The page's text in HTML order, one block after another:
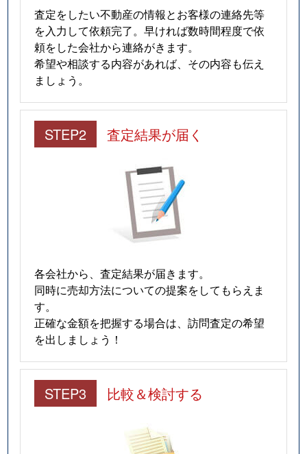
査定をしたい不動産の情報とお客様の連絡先等
を入力して依頼完了。早ければ数時間程度で依
頼をした会社から連絡がきます。
希望や相談する内容があれば、その内容も伝え
ましょう。
STEP2 査定結果が届く
各会社から、査定結果が届きます。
同時に売却方法についての提案をしてもらえま
す。
正確な金額を把握する場合は、訪問査定の希望
を出しましょう！
STEP3 比較＆検討する